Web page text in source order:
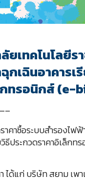
ยเทคโนโลยี
กเฉินอาคาร
กทรอนิกส์ (e-
คาซื้อระบบสำรองไฟ
ประกวดราคาอิเล็กท
ด้แก่ บริษัท สยาม เพา